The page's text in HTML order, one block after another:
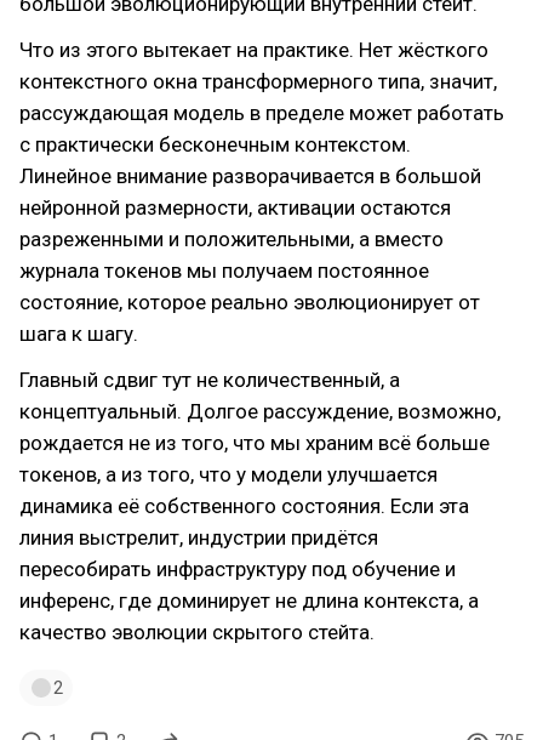
Что из этого вытекает на практике. Нет жёсткого
контекстного окна трансформерного типа, значит,
рассуждающая модель в пределе может работать
с практически бесконечным контекстом.
Линейное внимание разворачивается в большой
нейронной размерности, активации остаются
разреженными и положительными, а вместо
журнала токенов мы получаем постоянное
состояние, которое реально эволюционирует от
шага к шагу.
Главный сдвиг тут не количественный, а
концептуальный. Долгое рассуждение, возможно,
рождается не из того, что мы храним всё больше
токенов, а из того, что у модели улучшается
динамика её собственного состояния. Если эта
линия выстрелит, индустрии придётся
пересобирать инфраструктуру под обучение и
инференс, где доминирует не длина контекста, а
качество эволюции скрытого стейта.
2